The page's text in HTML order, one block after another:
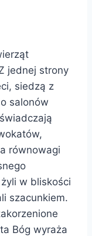
jednej strony
siedzą z
salonów
równowagi
w bliskości
szacunkiem.
Bóg wyraża